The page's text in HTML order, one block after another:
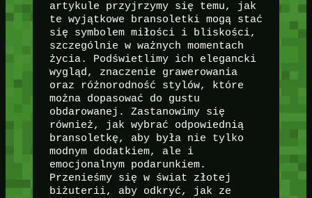
artykule przyjrzymy się temu, jak
te wyjątkowe bransoletki mogą stać
się symbolem miłości i bliskości,
szczególnie w ważnych momentach
życia. Podświetlimy ich elegancki
wygląd, znaczenie grawerowania
oraz różnorodność stylów, które
można dopasować do gustu
obdarowanej. Zastanowimy się
również, jak wybrać odpowiednią
bransoletkę, aby była nie tylko
modnym dodatkiem, ale i
emocjonalnym podarunkiem.
Przenieśmy się w świat złotej
biżuterii, aby odkryć, jak ze